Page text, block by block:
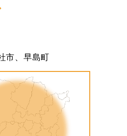
市、早島町